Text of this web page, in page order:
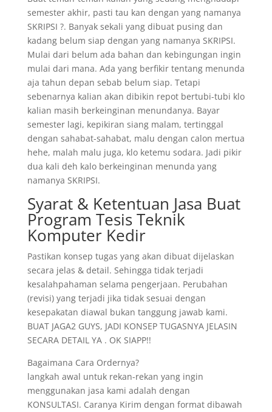
semester akhir, pasti tau kan dengan yang namanya
SKRIPSI ?. Banyak sekali yang dibuat pusing dan
kadang belum siap dengan yang namanya SKRIPSI.
Mulai dari belum ada bahan dan kebingungan ingin
mulai dari mana. Ada yang berfikir tentang menunda
aja tahun depan sebab belum siap. Tetapi
sebenarnya kalian akan dibikin repot bertubi-tubi klo
kalian masih berkeinginan menundanya. Bayar
semester lagi, kepikiran siang malam, tertinggal
dengan sahabat-sahabat, malu dengan calon mertua
hehe, malah malu juga, klo ketemu sodara. Jadi pikir
dua kali deh kalo berkeinginan menunda yang
namanya SKRIPSI.
Syarat & Ketentuan Jasa Buat
Program Tesis Teknik
Komputer Kedir
Pastikan konsep tugas yang akan dibuat dijelaskan
secara jelas & detail. Sehingga tidak terjadi
kesalahpahaman selama pengerjaan. Perubahan
(revisi) yang terjadi jika tidak sesuai dengan
kesepakatan diawal bukan tanggung jawab kami.
BUAT JAGA2 GUYS, JADI KONSEP TUGASNYA JELASIN
SECARA DETAIL YA . OK SIAPP!!
Bagaimana Cara Ordernya?
langkah awal untuk rekan-rekan yang ingin
menggunakan jasa kami adalah dengan
KONSULTASI. Caranya Kirim dengan format dibawah